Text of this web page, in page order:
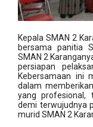
Kepala SMAN 2
bersama panitia
SMAN 2
persiapan
Kebersamaan ini
dalam
yang profesional,
demi terwujudnya
murid SMAN 2